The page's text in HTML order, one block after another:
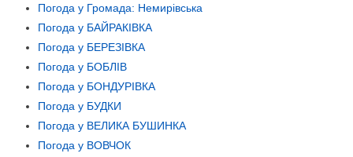
Погода у Громада: Немирівська
Погода у БАЙРАКІВКА
Погода у БЕРЕЗІВКА
Погода у БОБЛІВ
Погода у БОНДУРІВКА
Погода у БУДКИ
Погода у ВЕЛИКА БУШИНКА
Погода у ВОВЧОК